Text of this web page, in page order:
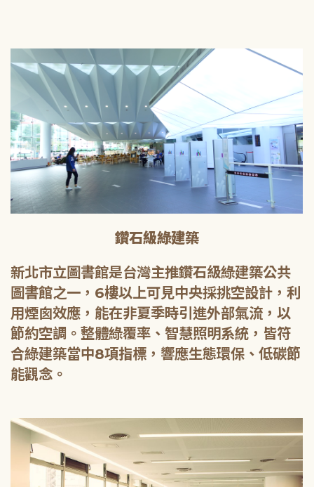
鑽石級綠建築
新北市立圖書館是台灣主推鑽石級綠建築公共
圖書館之一，6樓以上可見中央採挑空設計，利
用煙囪效應，能在非夏季時引進外部氣流，以
節約空調。整體綠覆率、智慧照明系統，皆符
合綠建築當中8項指標，響應生態環保、低碳節
能觀念。